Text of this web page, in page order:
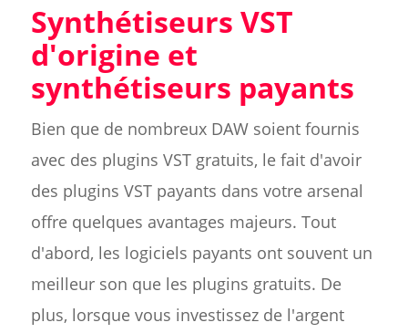
Synthétiseurs VST
d'origine et
synthétiseurs payants
Bien que de nombreux DAW soient fournis
avec des plugins VST gratuits, le fait d'avoir
des plugins VST payants dans votre arsenal
offre quelques avantages majeurs. Tout
d'abord, les logiciels payants ont souvent un
meilleur son que les plugins gratuits. De
plus, lorsque vous investissez de l'argent